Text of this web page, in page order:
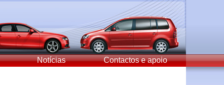
Notícias Contactos e apoio